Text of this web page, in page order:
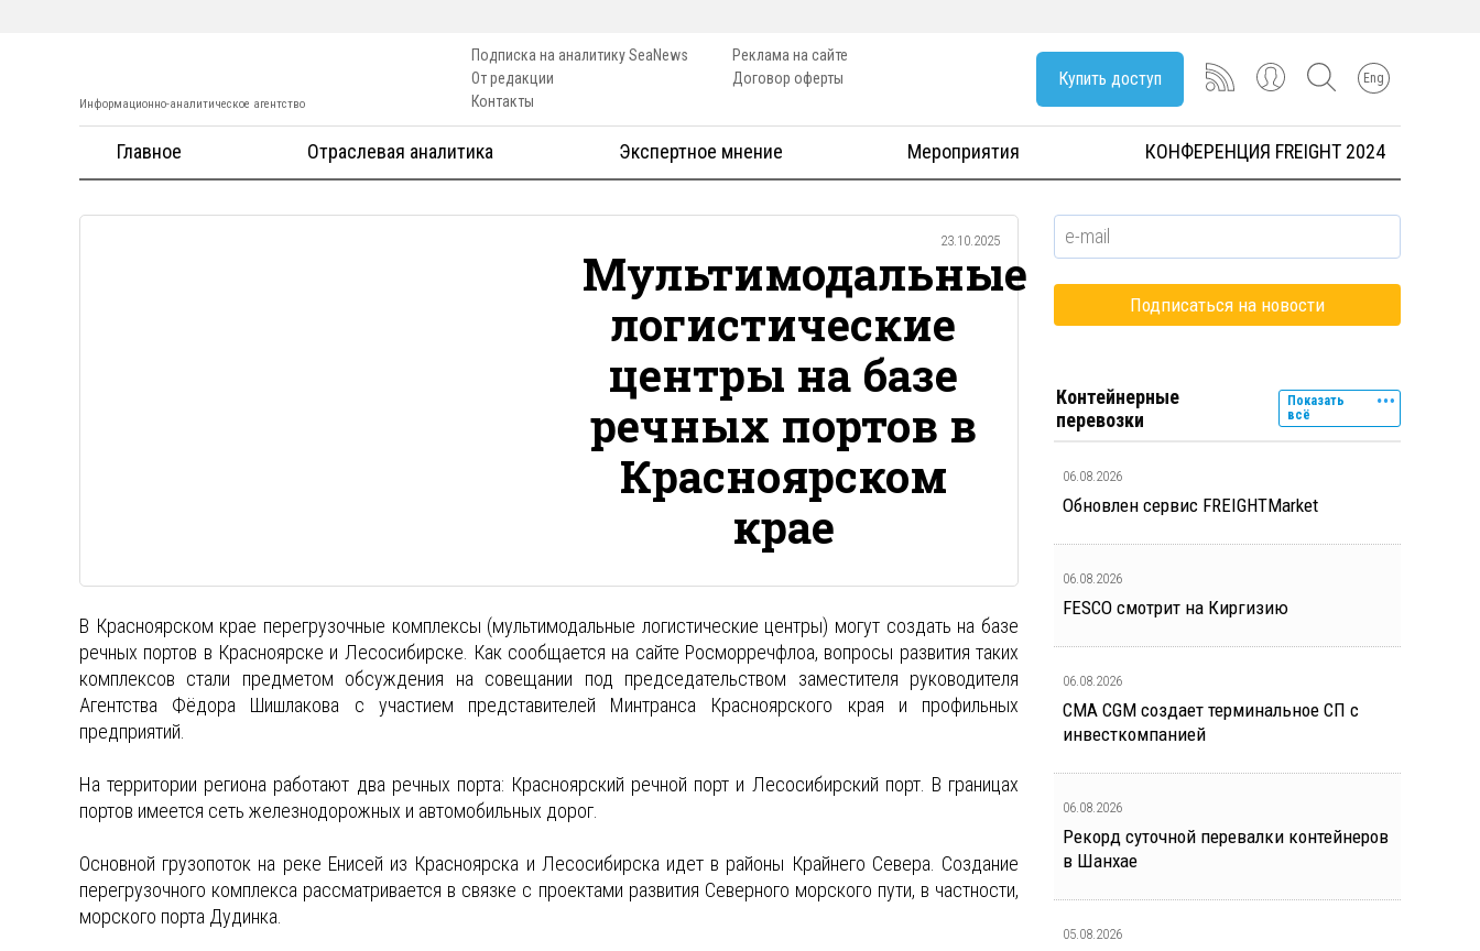
Информационно-аналитическое агентство
Подписка на аналитику SeaNews
От редакции
Контакты
Реклама на сайте
Договор оферты
Купить доступ Eng
Главное Отраслевая аналитика Экспертное мнение Мероприятия КОНФЕРЕНЦИЯ FREIGHT 2024
23.10.2025
Мультимодальные
логистические
центры на базе
речных портов в
Красноярском
крае
В Красноярском крае перегрузочные комплексы (мультимодальные логистические центры) могут создать на базе
речных портов в Красноярске и Лесосибирске. Как сообщается на сайте Росморречфлоа, вопросы развития таких
комплексов стали предметом обсуждения на совещании под председательством заместителя руководителя
Агентства Фёдора Шишлакова с участием представителей Минтранса Красноярского края и профильных
предприятий.
На территории региона работают два речных порта: Красноярский речной порт и Лесосибирский порт. В границах
портов имеется сеть железнодорожных и автомобильных дорог.
Основной грузопоток на реке Енисей из Красноярска и Лесосибирска идет в районы Крайнего Севера. Создание
перегрузочного комплекса рассматривается в связке с проектами развития Северного морского пути, в частности,
морского порта Дудинка.
Контейнерные
перевозки
Показать
всё
06.08.2026
Обновлен сервис FREIGHTMarket
06.08.2026
FESCO смотрит на Киргизию
06.08.2026
CMA CGM создает терминальное СП с
инвесткомпанией
06.08.2026
Рекорд суточной перевалки контейнеров
в Шанхае
05.08.2026